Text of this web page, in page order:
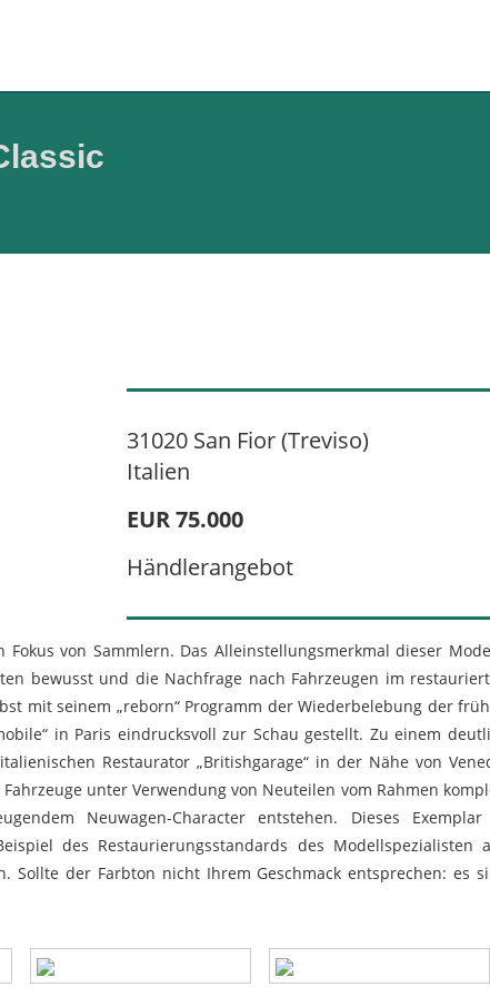
31020 San Fior (Treviso)
Italien
EUR 75.000
Händlerangebot
von Sammlern. Das Alleinstellungsmerkmal dieser
bewusst und die Nachfrage nach Fahrzeugen im
mit seinem „reborn“ Programm der Wiederbelebung der
in Paris eindrucksvoll zur Schau gestellt. Zu einem
Restaurator „Britishgarage“ in der Nähe von
unter Verwendung von Neuteilen vom Rahmen
Neuwagen-Character entstehen. Dieses
des Restaurierungsstandards des Modellspezialisten
der Farbton nicht Ihrem Geschmack entsprechen: es